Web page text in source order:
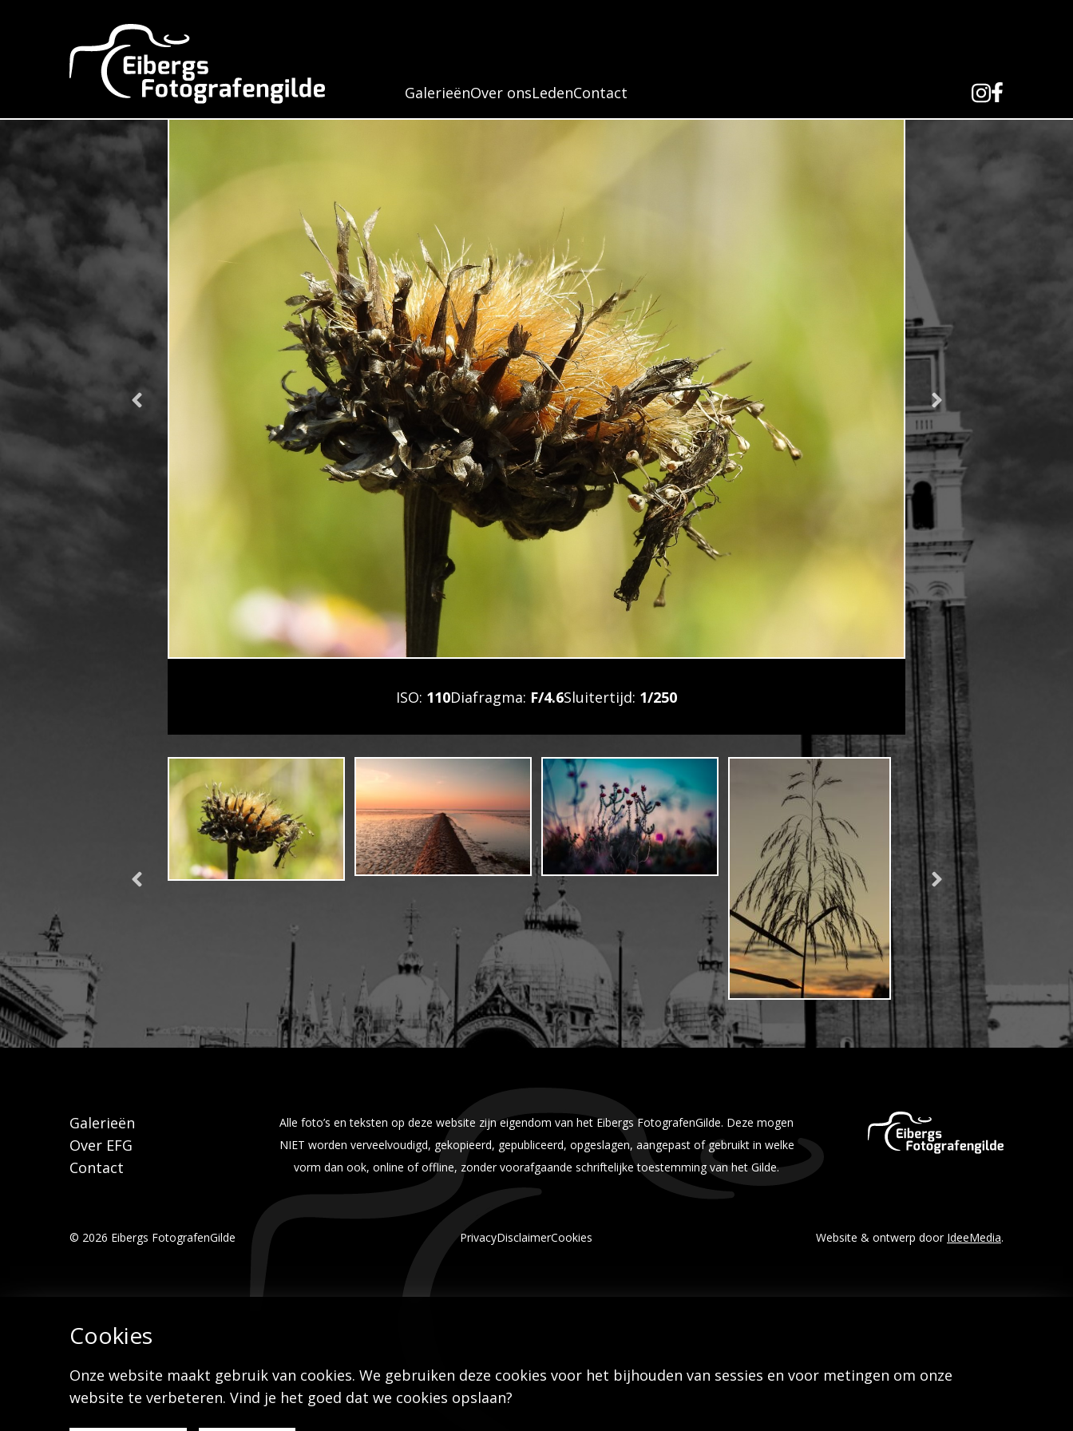
GalerieënOver onsLedenContact
ISO: 110Diafragma: F/4.6Sluitertijd: 1/250
Galerieën
Over EFG
Contact
Alle foto’s en teksten op deze website zijn eigendom van het Eibergs FotografenGilde. Deze mogen
NIET worden verveelvoudigd, gekopieerd, gepubliceerd, opgeslagen, aangepast of gebruikt in welke
vorm dan ook, online of offline, zonder voorafgaande schriftelijke toestemming van het Gilde.
© 2026 Eibergs FotografenGilde PrivacyDisclaimerCookies Website & ontwerp door IdeeMedia.
Cookies
Onze website maakt gebruik van cookies. We gebruiken deze cookies voor het bijhouden van sessies en voor metingen om onze
website te verbeteren. Vind je het goed dat we cookies opslaan?